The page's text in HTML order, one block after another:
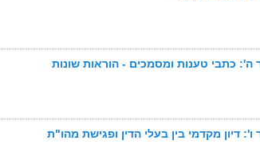
ה': כתבי טענות ומסמכים - הוראות שונות
דיון מקדמי בין בעלי הדין ופגישת מהו"ת